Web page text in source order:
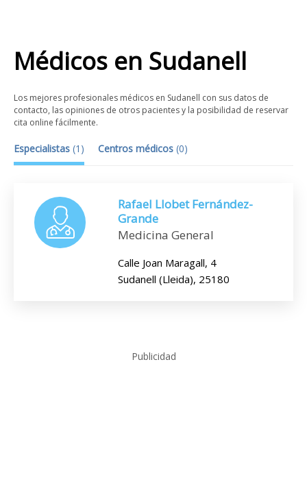
Médicos en Sudanell
Los mejores profesionales médicos en Sudanell con sus datos de
contacto, las opiniones de otros pacientes y la posibilidad de reservar
cita online fácilmente.
Especialistas (1 ) Centros médicos (0)
Rafael Llobet Fernández-
Grande
Medicina General
Calle Joan Maragall, 4
Sudanell (Lleida), 25180
Publicidad